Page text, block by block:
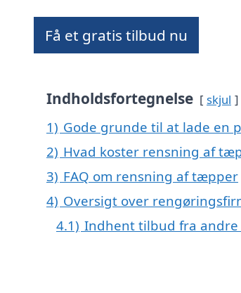
Få et gratis tilbud nu
Indholdsfortegnelse skjul
1) Gode grunde til at lade en
2) Hvad koster rensning af
3) FAQ om rensning af tæpper
4) Oversigt over
4.1) Indhent tilbud fra